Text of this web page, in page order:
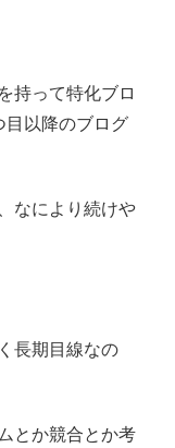
持って特化ブロ
以降のブログ
なにより続けや
長期目線なの
とか競合とか考